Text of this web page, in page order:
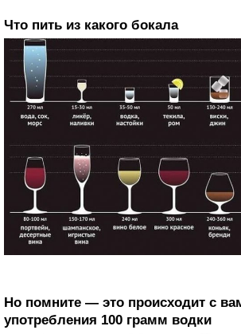
Что пить из какого бокала
Но помните — это происходит с
употребления 100 грамм водки